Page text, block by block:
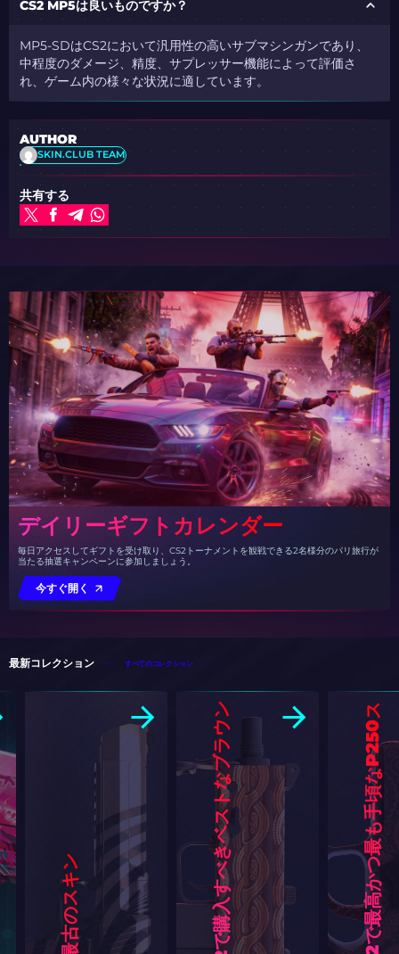
CS2 MP5は良いものですか？
MP5-SDはCS2において汎用性の高いサブマシンガンであり、
中程度のダメージ、精度、サプレッサー機能によって評価さ
れ、ゲーム内の様々な状況に適しています。
AUTHOR
SKIN.CLUB TEAM
共有する
デイリーギフトカレンダー
毎日アクセスしてギフトを受け取り、CS2トーナメントを観戦できる2名様分のパリ旅行が
当たる抽選キャンペーンに参加しましょう。
今すぐ開く
最新コレクション すべてのコレクション
ス
ン